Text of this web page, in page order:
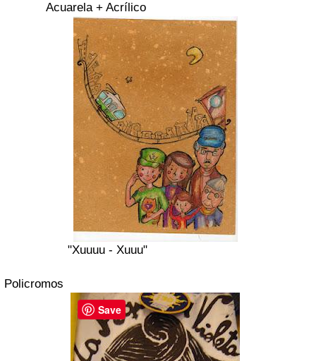
Acuarela + Acrílico
"Xuuuu - Xuuu"
Policromos
Save